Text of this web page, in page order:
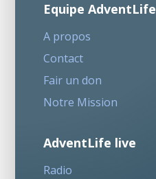
Equipe AdventLife
A propos
Contact
Fair un don
Notre Mission
AdventLife live
Radio